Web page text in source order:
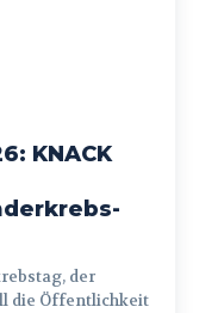
KNACK
die Öffentlichkeit